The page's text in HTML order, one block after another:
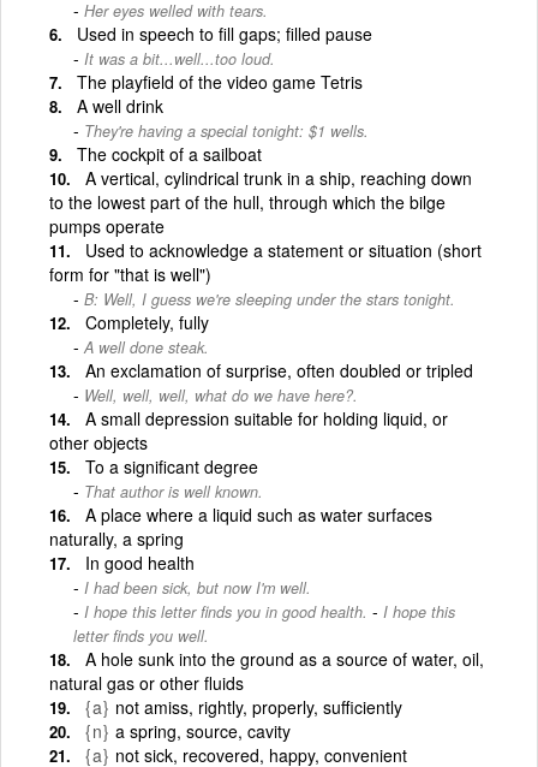
Her eyes welled with tears.
Used in speech to fill gaps; filled pause
It was a bit...well...too loud.
The playfield of the video game Tetris
A well drink
They're having a special tonight: $1 wells.
The cockpit of a sailboat
A vertical, cylindrical trunk in a ship, reaching down
to the lowest part of the hull, through which the bilge
pumps operate
Used to acknowledge a statement or situation (short
form for "that is well")
B: Well, I guess we're sleeping under the stars tonight.
Completely, fully
A well done steak.
An exclamation of surprise, often doubled or tripled
Well, well, well, what do we have here?.
A small depression suitable for holding liquid, or
other objects
To a significant degree
That author is well known.
A place where a liquid such as water surfaces
naturally, a spring
In good health
I had been sick, but now I'm well.
I hope this letter finds you in good health. - I hope this
letter finds you well.
A hole sunk into the ground as a source of water, oil,
natural gas or other fluids
{a} not amiss, rightly, properly, sufficiently
{n} a spring, source, cavity
{a} not sick, recovered, happy, convenient